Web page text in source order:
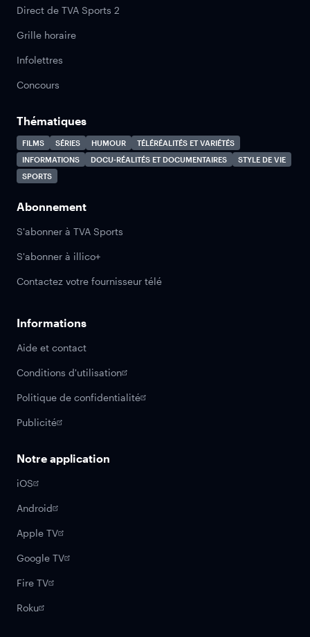
Direct de TVA Sports 2
Grille horaire
Infolettres
Concours
Thématiques
FILMS SÉRIES HUMOUR
TÉLÉRÉALITÉS ET VARIÉTÉS
INFORMATIONS
DOCU-RÉALITÉS ET DOCUMENTAIRES
STYLE DE VIE
SPORTS
Abonnement
S'abonner à TVA Sports
S'abonner à illico+
Contactez votre fournisseur télé
Informations
Aide et contact
Conditions d'utilisation
Politique de confidentialité
Publicité
Notre application
iOS
Android
Apple TV
Google TV
Fire TV
Roku